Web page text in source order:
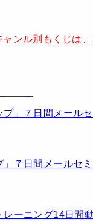
ンル別もくじは、
」７日間メール
７日間メールセ
ーニング14日間